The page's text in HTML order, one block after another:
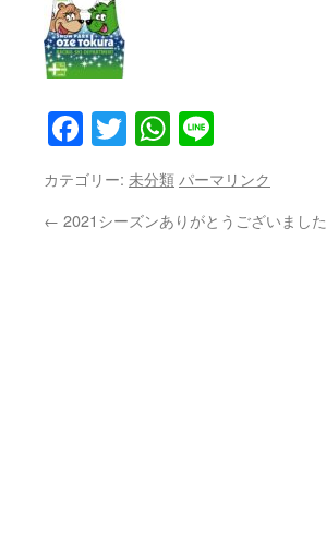
Facebook
TwitterWhatsApp
カテゴリー: 未分類パーマリンク
← 2021シーズンありがとうございました